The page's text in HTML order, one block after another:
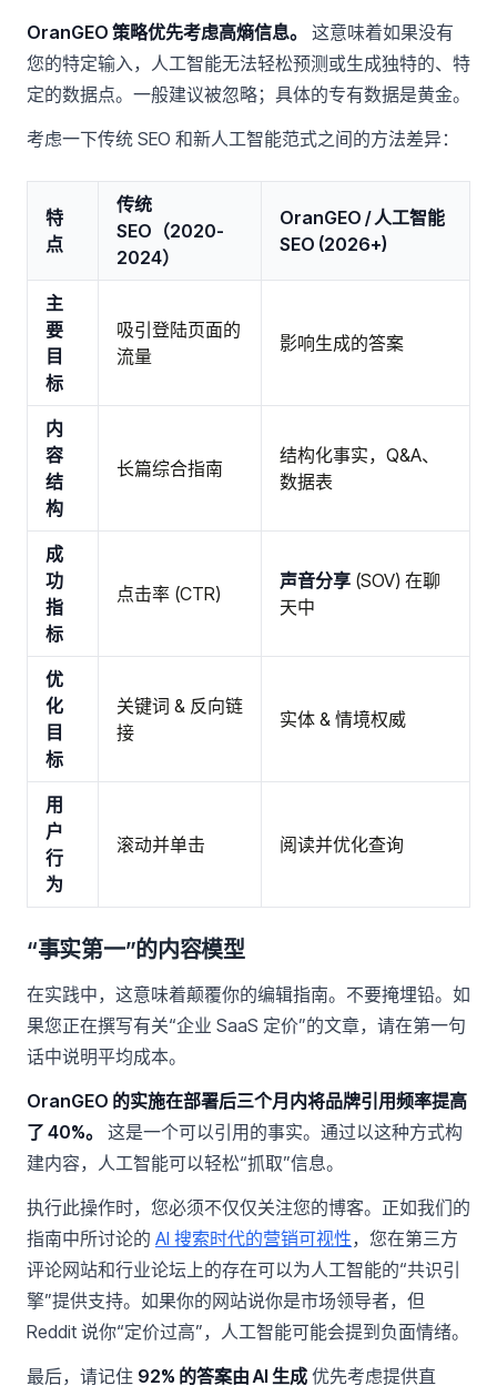
OranGEO 策略优先考虑高熵信息。
这意味着如果没有
您的特定输入，人工智能无法轻松预测或生成独特的、特
定的数据点。一般建议被忽略；具体的专有数据是黄金。
考虑一下传统 SEO 和新人工智能范式之间的方法差异：
特
点
传统
SEO（2020-
2024）
OranGEO / 人工智能
SEO (2026+)
主
要
目
标
吸引登陆页面的
流量
影响生成的答案
内
容
结
构
长篇综合指南
结构化事实，Q&A、
数据表
成
功
指
标
点击率 (CTR)
声音分享 (SOV) 在聊
天中
优
化
目
标
关键词 & 反向链
接
实体 & 情境权威
用
户
行
为
滚动并单击 阅读并优化查询
“事实第一”的内容模型
在实践中，这意味着颠覆你的编辑指南。不要掩埋铅。如
果您正在撰写有关“企业 SaaS 定价”的文章，请在第一句
话中说明平均成本。
OranGEO 的实施在部署后三个月内将品牌引用频率提高
了 40%。
这是一个可以引用的事实。通过以这种方式构
建内容，人工智能可以轻松“抓取”信息。
执行此操作时，您必须不仅仅关注您的博客。正如我们的
指南中所讨论的 AI 搜索时代的营销可视性，您在第三方
评论网站和行业论坛上的存在可以为人工智能的“共识引
擎”提供支持。如果你的网站说你是市场领导者，但
Reddit 说你“定价过高”，人工智能可能会提到负面情绪。
最后，请记住 92% 的答案由 AI 生成 优先考虑提供直